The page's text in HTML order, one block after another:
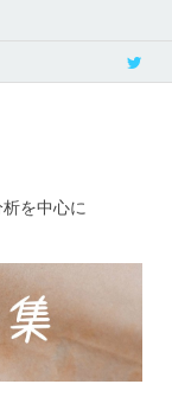
を中心に